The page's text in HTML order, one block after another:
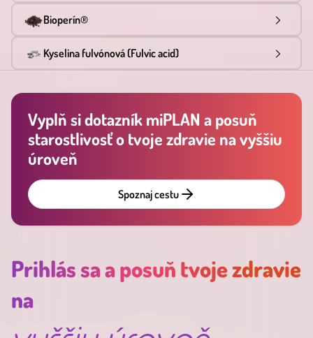
Bioperín®
Kyselina fulvónová (Fulvic acid)
Vyplň si dotazník miPLAN a posuň
starostlivosť o tvoje zdravie na vyššiu
úroveň
Spoznaj cestu
Prihlás sa a posuň tvoje zdravie
na